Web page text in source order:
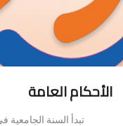
الأحكام العامة
تبدأ السنة